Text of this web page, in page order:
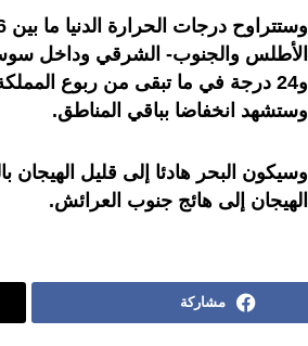
و24 درجة في ما تبقى من ربوع
وستشهد انخفاضا بباقي المناطق.
وسيكون البحر هادئا إلى قليل الهيجان
الهيجان إلى هائج جنوب العرائش.
مشاركة